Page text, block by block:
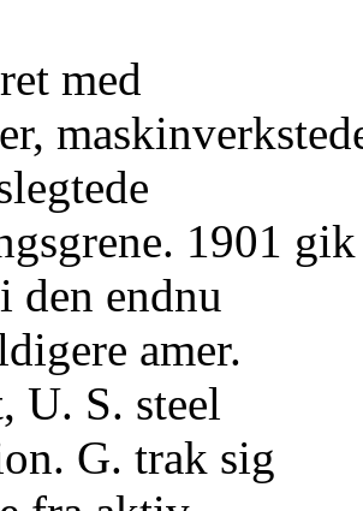
med
1901
den endnu
amer.
U. S. steel
G. trak sig